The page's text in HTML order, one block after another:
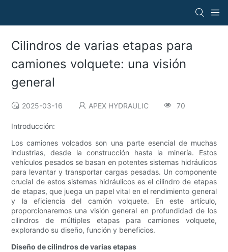
Cilindros de varias etapas para
camiones volquete: una visión
general
2025-03-16 APEX HYDRAULIC 70
Introducción:
Los camiones volcados son una parte esencial de muchas
industrias, desde la construcción hasta la minería. Estos
vehículos pesados ​​se basan en potentes sistemas hidráulicos
para levantar y transportar cargas pesadas. Un componente
crucial de estos sistemas hidráulicos es el cilindro de etapas
de etapas, que juega un papel vital en el rendimiento general
y la eficiencia del camión volquete. En este artículo,
proporcionaremos una visión general en profundidad de los
cilindros de múltiples etapas para camiones volquete,
explorando su diseño, función y beneficios.
Diseño de cilindros de varias etapas